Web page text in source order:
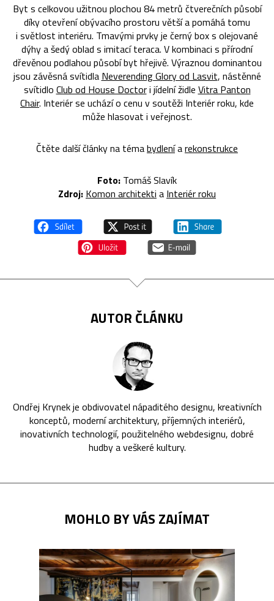
Byt s celkovou užitnou plochou 84 metrů čtverečních působí
díky otevření obývacího prostoru větší a pomáhá tomu
i světlost interiéru. Tmavými prvky je černý box s olejované
dýhy a šedý oblad s imitací teraca. V kombinaci s přírodní
dřevěnou podlahou působí byt hřejivě. Výraznou dominantou
jsou závěsná svítidla Neverending Glory od Lasvit, nástěnné
svítidlo Club od House Doctori jídelní židle Vitra Panton
Chair. Interiér se uchází o cenu v soutěži Interiér roku, kde
může hlasovat i veřejnost.
Čtěte další články na témabydleníarekonstrukce
Foto: Tomáš Slavík
Zdroj: Komon architekti a Interiér roku
AUTOR ČLÁNKU
Ondřej Krynek je obdivovatel nápaditého designu, kreativních
konceptů, moderní architektury, příjemných interiérů,
inovativních technologií, použitelného webdesignu, dobré
hudby a veškeré kultury.
MOHLO BY VÁS ZAJÍMAT